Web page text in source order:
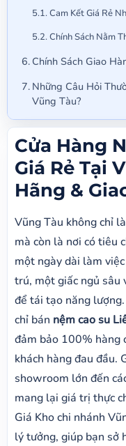
Cam Kết Giá Rẻ
Chính Sách Nằm
Chính Sách Giao
Những Câu Hỏi
Vũng Tàu?
Cửa Hàng
Giá Rẻ Tại
Hãng &
Vũng Tàu không chỉ
mà còn là nơi có tiêu
một ngày dài làm
trú, một giấc ngủ sâu
để tái tạo năng
chỉ bán nệm cao su
đảm bảo 100% hàng
khách hàng đau đầu.
showroom lớn đến
mang lại giá trị thực
Giá Kho chi nhánh
lý tưởng, giúp bạn sở